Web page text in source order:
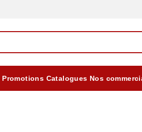
Promotions Catalogues Nos